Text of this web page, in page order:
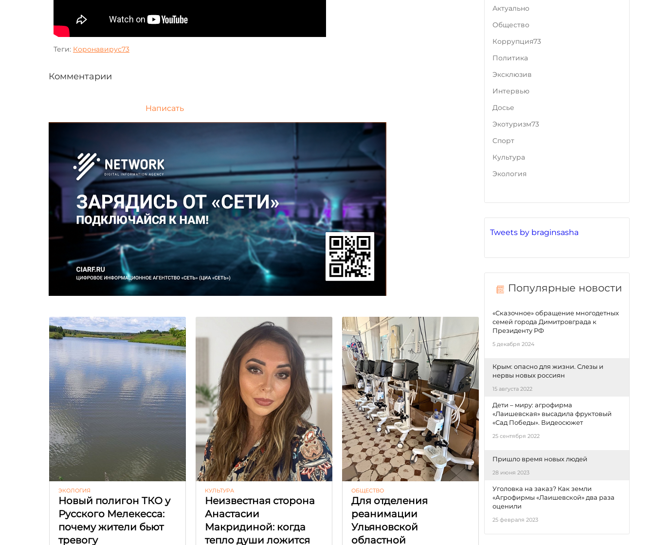
Теги: Коронавирус73
Комментарии
Написать
ЭКОЛОГИЯ
Новый полигон ТКО у
Русского Мелекесса:
почему жители бьют
тревогу
КУЛЬТУРА
Неизвестная сторона
Анастасии
Макридиной: когда
тепло души ложится
ОБЩЕСТВО
Для отделения
реанимации
Ульяновской
областной
Tweets by braginsasha
Популярные новости
«Сказочное» обращение многодетных
семей города Димитровграда к
Президенту РФ
5 декабря 2024
Крым: опасно для жизни. Слезы и
нервы новых россиян
15 августа 2022
Дети – миру: агрофирма
«Лаишевская» высадила фруктовый
«Сад Победы». Видеосюжет
25 сентября 2022
Пришло время новых людей
28 июня 2023
Уголовка на заказ? Как земли
«Агрофирмы «Лаишевской» два раза
оценили
25 февраля 2023
Актуально
Общество
Коррупция73
Политика
Эксклюзив
Интервью
Досье
Экотуризм73
Cпорт
Культура
Экология